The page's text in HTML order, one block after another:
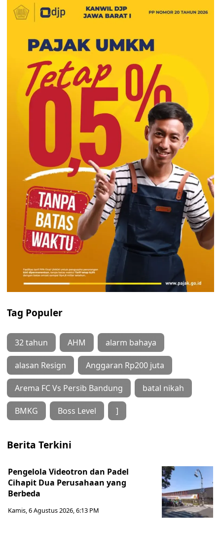
Tag Populer
32 tahun AHM alarm bahaya
alasan Resign Anggaran Rp200 juta
Arema FC Vs Persib Bandung batal nikah
BMKG Boss Level ]
Berita Terkini
Pengelola Videotron dan Padel
Cihapit Dua Perusahaan yang
Berbeda
Kamis, 6 Agustus 2026, 6:13 PM